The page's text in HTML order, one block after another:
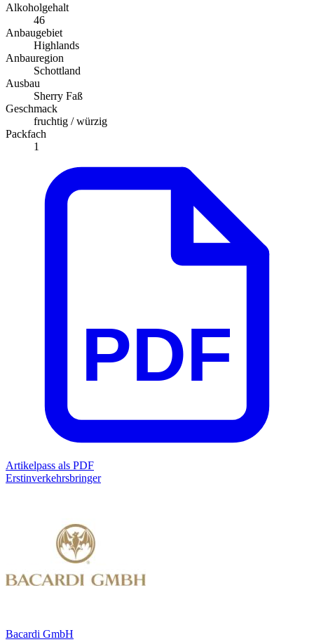
Alkoholgehalt
46
Anbaugebiet
Highlands
Anbauregion
Schottland
Ausbau
Sherry Faß
Geschmack
fruchtig / würzig
Packfach
1
PDF
Artikelpass als PDF
Erstinverkehrsbringer
Bacardi GmbH